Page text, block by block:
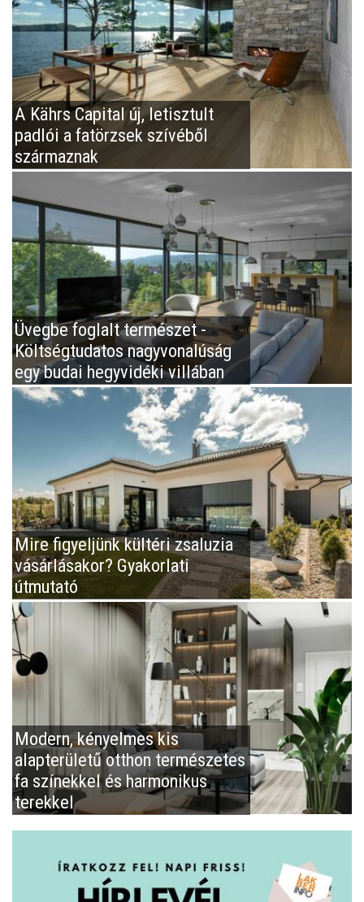
A Kährs Capital új, letisztult
padlói a fatörzsek szívéből
származnak
Üvegbe foglalt természet -
Költségtudatos nagyvonalúság
egy budai hegyvidéki villában
Mire figyeljünk kültéri zsaluzia
vásárlásakor? Gyakorlati
útmutató
Modern, kényelmes kis
alapterületű otthon természetes
fa színekkel és harmonikus
terekkel